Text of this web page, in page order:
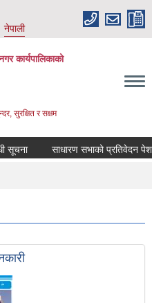
नेपाली
कार्यपालिकाको
सुरक्षित र सक्षम
साधारण सभाको प्रतिवेदन पेश